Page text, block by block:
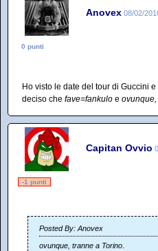
Anovex 08/02/
0 punti
Ho visto le date del tour di Guccini
deciso che fave=fankulo e
Capitan Ovvio
-1 punti
Posted By: Anovex
ovunque, tranne a Torino.